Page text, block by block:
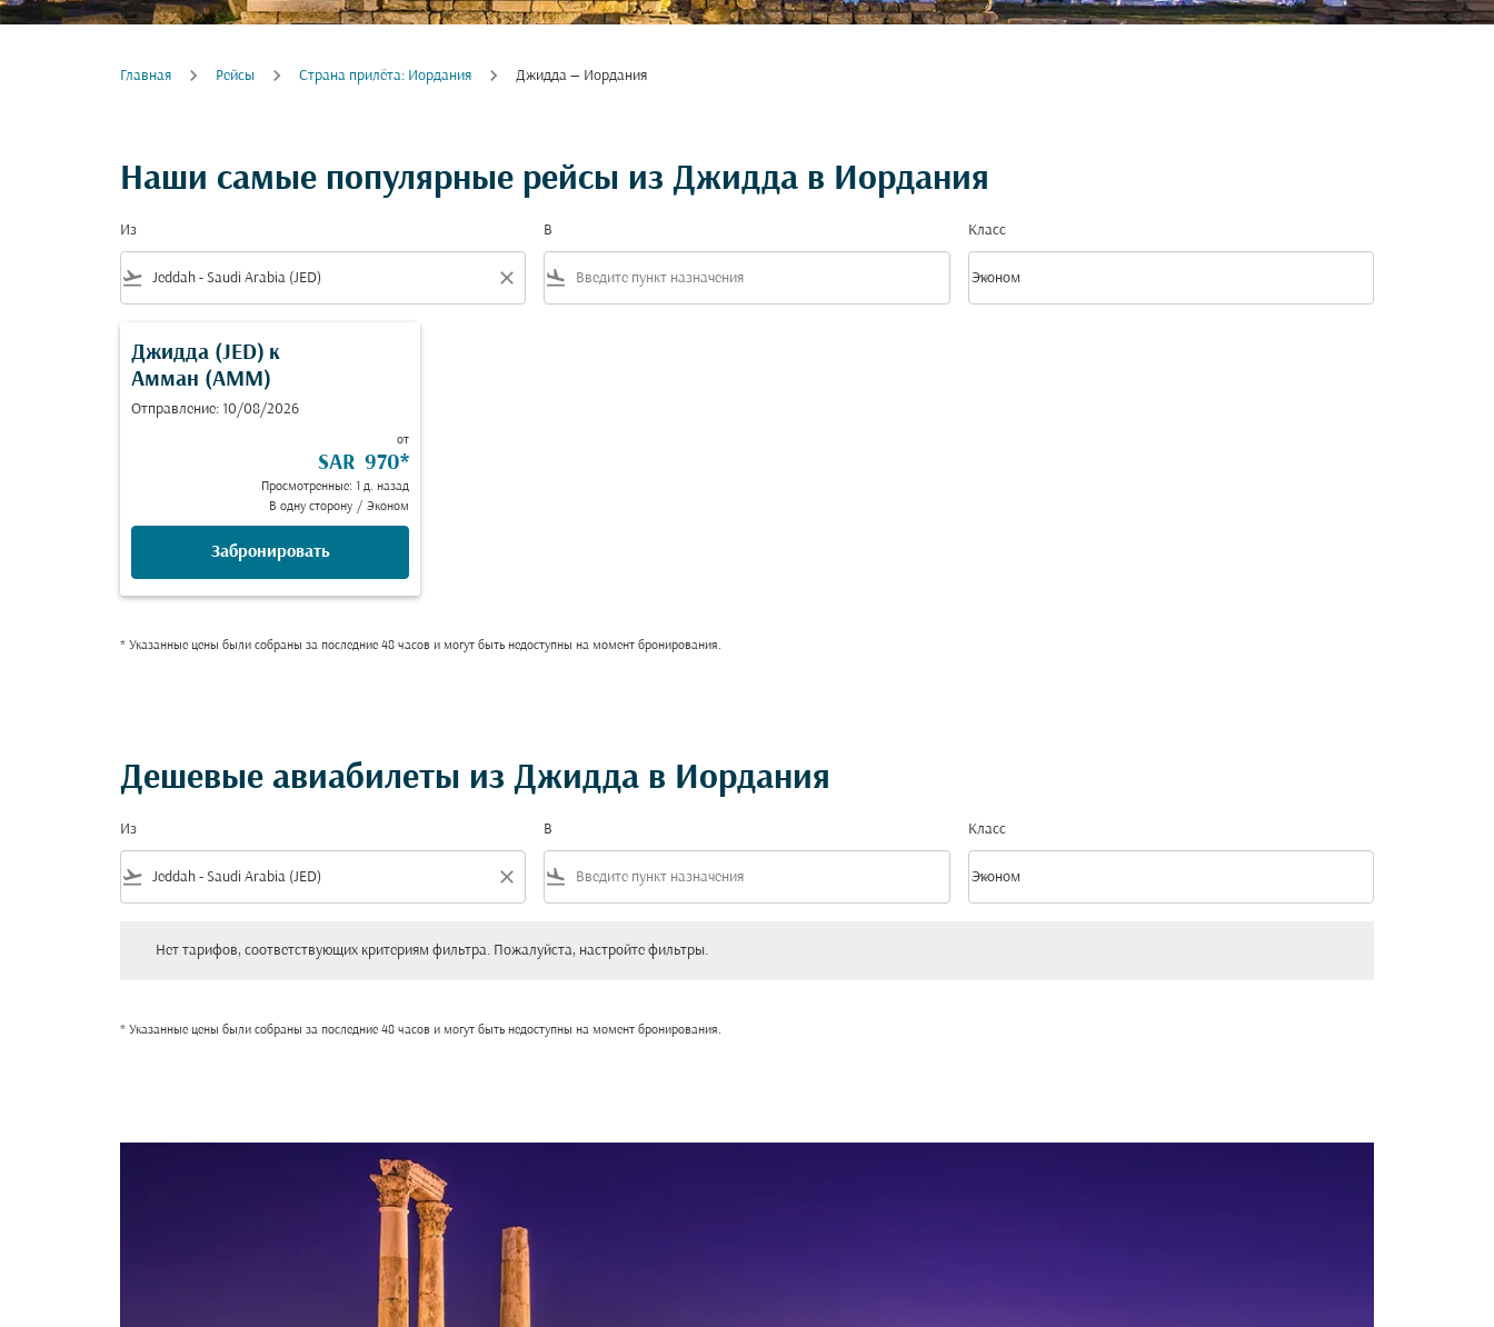
Главная Рейсы Cтрана прилёта: Иордания Джидда — Иордания
Наши самые популярные рейсы из Джидда в Иордания
Из
flight_takeoff close
В
flight_land
Класс
Класс option Эконом Selected
Эконом
keyboard_arrow_down
Джидда (JED) к
Амман (AMM)
Отправление: 10/08/2026
от
SAR 970*
Просмотренные: 1 д. назад
В одну сторону / Эконом
Забронировать
* Указанные цены были собраны за последние 48 часов и могут быть недоступны на момент бронирования.
Дешевые авиабилеты из Джидда в Иордания
Из
flight_takeoff close
В
flight_land
Класс
Класс option Эконом Selected
Эконом
keyboard_arrow_down
Нет тарифов, соответствующих критериям фильтра. Пожалуйста, настройте фильтры.
* Указанные цены были собраны за последние 48 часов и могут быть недоступны на момент бронирования.